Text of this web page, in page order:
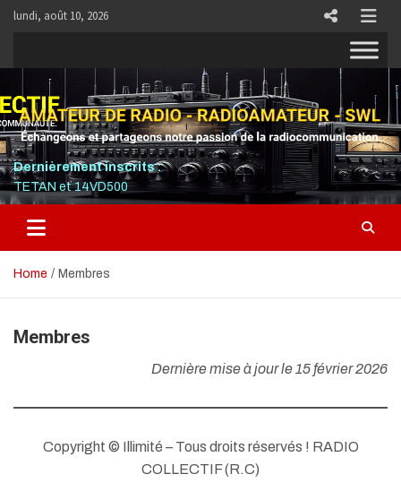
Skiplundi, août 10, 2026
RADIO COLLECTIF
PLUS QU'UNE FRÉQUENCE, UNE COMMUNAUTÉ.
Dernièrement inscrits :
TETAN et 14VD500
Home Membres
Membres
Dernière mise à jour le 15 février 2026
Copyright © Illimité – Tous droits réservés ! RADIO
COLLECTIF (R.C)